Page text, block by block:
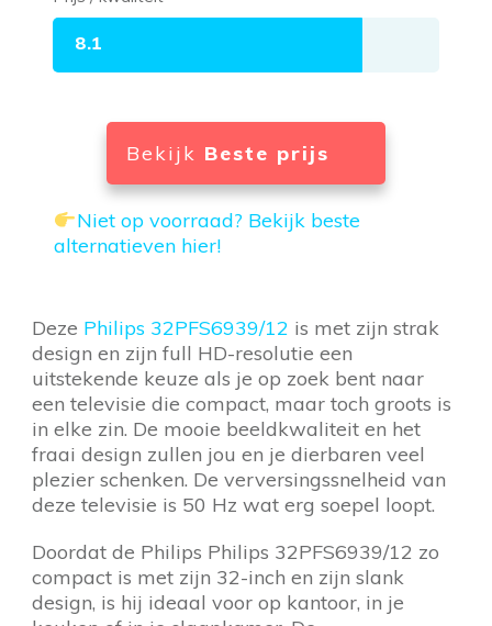
8.1
Bekijk Beste prijs
Niet op voorraad? Bekijk beste
alternatieven hier!
Deze Philips 32PFS6939/12 is met zijn strak
design en zijn full HD-resolutie een
uitstekende keuze als je op zoek bent naar
een televisie die compact, maar toch groots is
in elke zin. De mooie beeldkwaliteit en het
fraai design zullen jou en je dierbaren veel
plezier schenken. De verversingssnelheid van
deze televisie is 50 Hz wat erg soepel loopt.
Doordat de Philips Philips 32PFS6939/12 zo
compact is met zijn 32-inch en zijn slank
design, is hij ideaal voor op kantoor, in je